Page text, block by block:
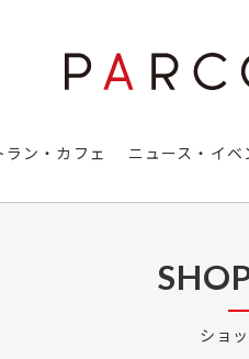
ラン・カフェ ニュース・イベ
ショ